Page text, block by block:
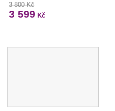
3 800 Kč
3 599 Kč